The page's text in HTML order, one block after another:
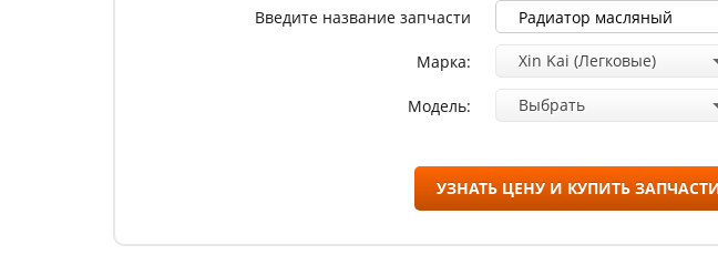
Введите название запчасти
Марка: Xin Kai (Легковые)
Модель: Выбрать
УЗНАТЬ ЦЕНУ И КУПИТЬ